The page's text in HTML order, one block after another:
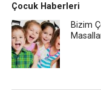
Çocuk Haberleri
Bizim